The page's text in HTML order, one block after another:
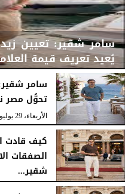
سامر شقير: تعيين
يُعيد تعريف قيمة
الأربعاء، 29 يوليو 2026 02:25 مـ
سامر
تحوُّل مصر
الأربعاء، 29 يوليو 2026
كيف قادت
الصفقات
شقير...
الثلاثاء، 28 يوليو 2026 03:49 مـ